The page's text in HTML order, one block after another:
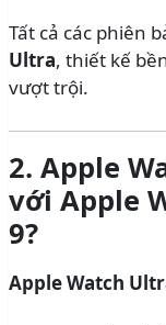
Tất cả các phiên
Ultra, thiết kế
vượt trội.
2. Apple
với Apple
9?
Apple Watch